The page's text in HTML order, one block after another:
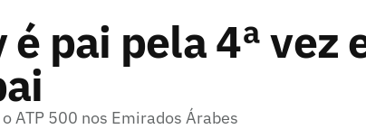
é pai pela 4ª vez
ATP 500 nos Emirados Árabes